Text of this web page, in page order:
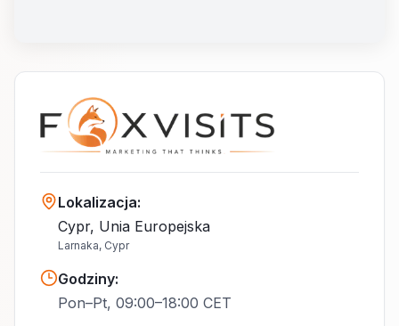
Lokalizacja:
Cypr, Unia Europejska
Larnaka, Cypr
Godziny:
Pon–Pt, 09:00–18:00 CET